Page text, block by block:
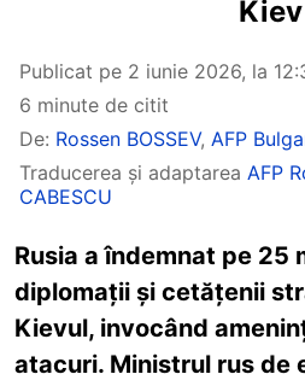
Kiev
Publicat pe 2 iunie 2026, la
6 minute de citit
De: Rossen BOSSEV, AFP
Traducerea și adaptarea AFP
CABESCU
Rusia a îndemnat pe 25
diplomații și cetățenii
Kievul, invocând
atacuri. Ministrul rus de